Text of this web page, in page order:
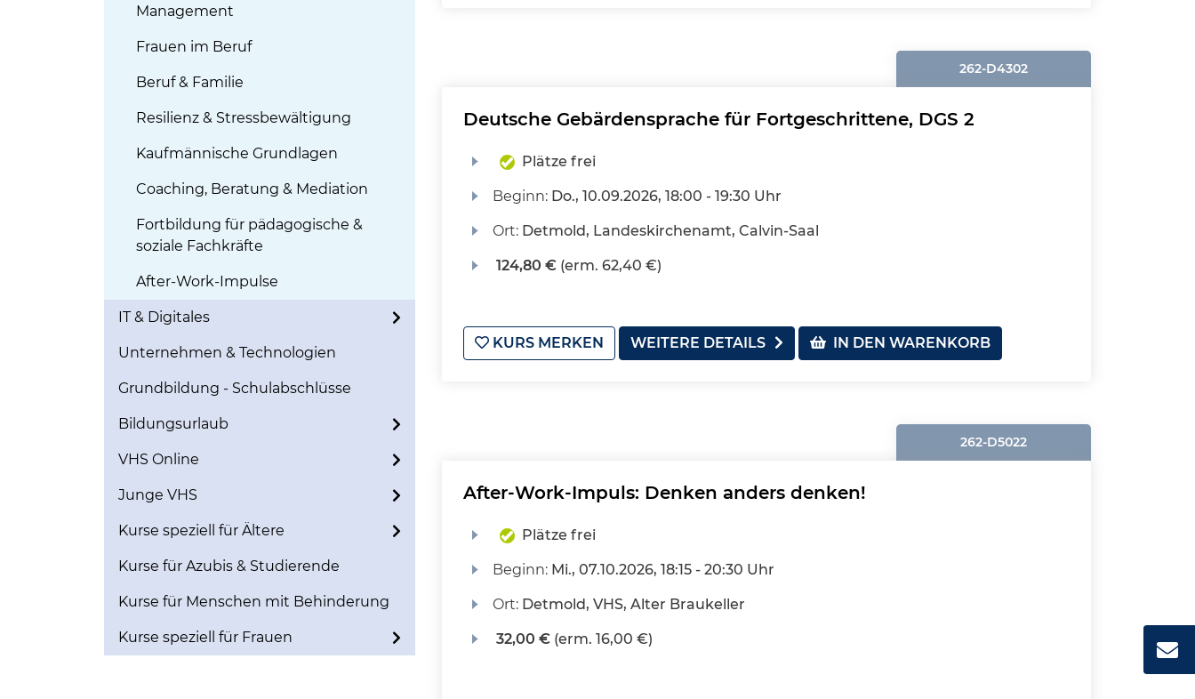
Management
Frauen im Beruf
Beruf & Familie
Resilienz & Stressbewältigung
Kaufmännische Grundlagen
Coaching, Beratung & Mediation
Fortbildung für pädagogische &
soziale Fachkräfte
After-Work-Impulse
IT & Digitales
Unternehmen & Technologien
Grundbildung - Schulabschlüsse
Bildungsurlaub
VHS Online
Junge VHS
Kurse speziell für Ältere
Kurse für Azubis & Studierende
Kurse für Menschen mit Behinderung
Kurse speziell für Frauen
262-D4302
Deutsche Gebärdensprache für Fortgeschrittene, DGS 2
Plätze frei
Beginn: Do., 10.09.2026, 18:00 - 19:30 Uhr
Ort: Detmold, Landeskirchenamt, Calvin-Saal
124,80 €(erm. 62,40 €)
KURS MERKEN WEITERE DETAILS IN DEN WARENKORB
262-D5022
After-Work-Impuls: Denken anders denken!
Plätze frei
Beginn: Mi., 07.10.2026, 18:15 - 20:30 Uhr
Ort: Detmold, VHS, Alter Braukeller
32,00 €(erm. 16,00 €)